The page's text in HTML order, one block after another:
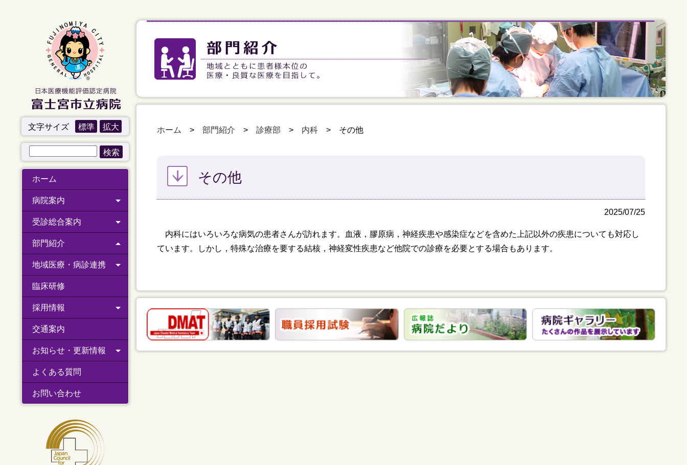
文字サイズ 標準 拡大
ホーム
病院案内
受診総合案内
部門紹介
地域医療・病診連携
臨床研修
採用情報
交通案内
お知らせ・更新情報
よくある質問
お問い合わせ
ホーム > 部門紹介 > 診療部 > 内科 > その他
その他
2025/07/25
内科にはいろいろな病気の患者さんが訪れます。血液，膠原病，神経疾患や感染症などを含めた上記以外の疾患についても対応し
ています。しかし，特殊な治療を要する結核，神経変性疾患など他院での診療を必要とする場合もあります。